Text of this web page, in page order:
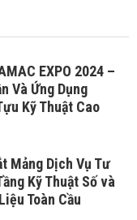
EXPO 2024 –
Và Ứng Dụng
Kỹ Thuật Cao
Mảng Dịch Vụ Tư
Kỹ Thuật Số và
Toàn Cầu